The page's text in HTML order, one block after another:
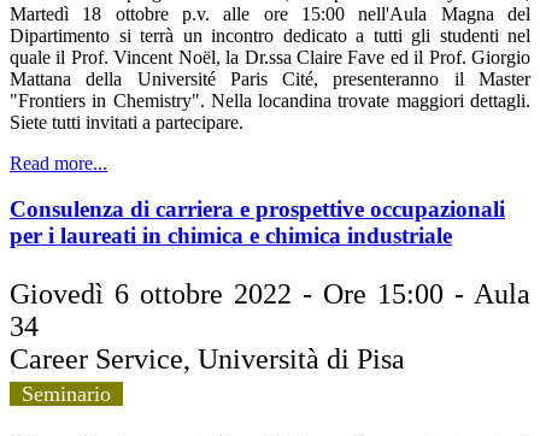
Martedì 18 ottobre p.v. alle ore 15:00 nell'Aula Magna del
Dipartimento si terrà un incontro dedicato a tutti gli studenti nel
quale il Prof. Vincent Noël, la Dr.ssa Claire Fave ed il Prof. Giorgio
Mattana della Université Paris Cité, presenteranno il Master
"Frontiers in Chemistry". Nella locandina trovate maggiori dettagli.
Siete tutti invitati a partecipare.
Read more...
Consulenza di carriera e prospettive occupazionali
per i laureati in chimica e chimica industriale
Giovedì 6 ottobre 2022 - Ore 15:00 - Aula
34
Career Service, Università di Pisa
Seminario